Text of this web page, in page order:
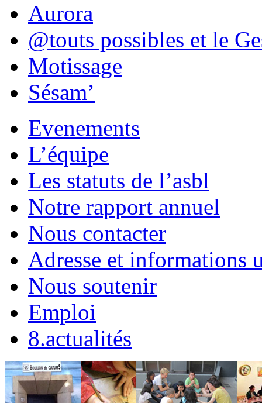
Aurora
@touts possibles et le
Motissage
Sésam’
Evenements
L’équipe
Les statuts de l’asbl
Notre rapport annuel
Nous contacter
Adresse et informations
Nous soutenir
Emploi
8.actualités